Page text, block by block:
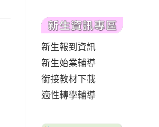
新生報到資訊
新生始業輔導
銜接教材下載
適性轉學輔導